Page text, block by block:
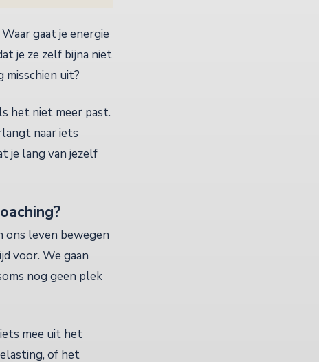
gaat je energie
je ze zelf bijna niet
misschien uit?
het niet meer past.
naar iets
je lang van jezelf
ons leven bewegen
voor. We gaan
nog geen plek
mee uit het
of het